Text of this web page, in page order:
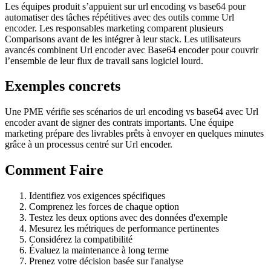
Les équipes produit s’appuient sur url encoding vs base64 pour
automatiser des tâches répétitives avec des outils comme Url
encoder. Les responsables marketing comparent plusieurs
Comparisons avant de les intégrer à leur stack. Les utilisateurs
avancés combinent Url encoder avec Base64 encoder pour couvrir
l’ensemble de leur flux de travail sans logiciel lourd.
Exemples concrets
Une PME vérifie ses scénarios de url encoding vs base64 avec Url
encoder avant de signer des contrats importants. Une équipe
marketing prépare des livrables prêts à envoyer en quelques minutes
grâce à un processus centré sur Url encoder.
Comment Faire
Identifiez vos exigences spécifiques
Comprenez les forces de chaque option
Testez les deux options avec des données d'exemple
Mesurez les métriques de performance pertinentes
Considérez la compatibilité
Évaluez la maintenance à long terme
Prenez votre décision basée sur l'analyse